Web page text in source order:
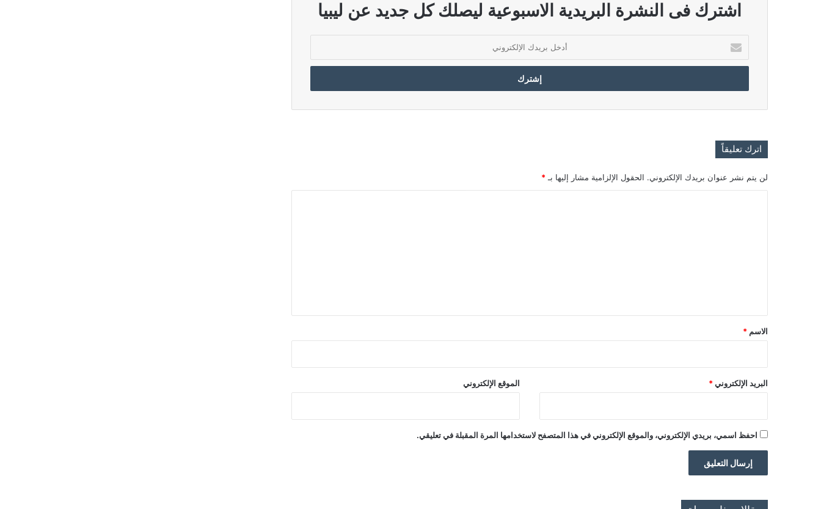
اشترك فى النشرة البريدية الاسبوعية ليصلك كل جديد عن ليبيا
بريدك
الإلكتروني
اترك تعليقاً
لن يتم نشر عنوان بريدك الإلكتروني. الحقول الإلزامية مشار إليها بـ *
*
الاسم *
البريد الإلكتروني * الموقع الإلكتروني
احفظ اسمي، بريدي الإلكتروني، والموقع الإلكتروني في هذا المتصفح لاستخدامها المرة المقبلة في تعليقي.